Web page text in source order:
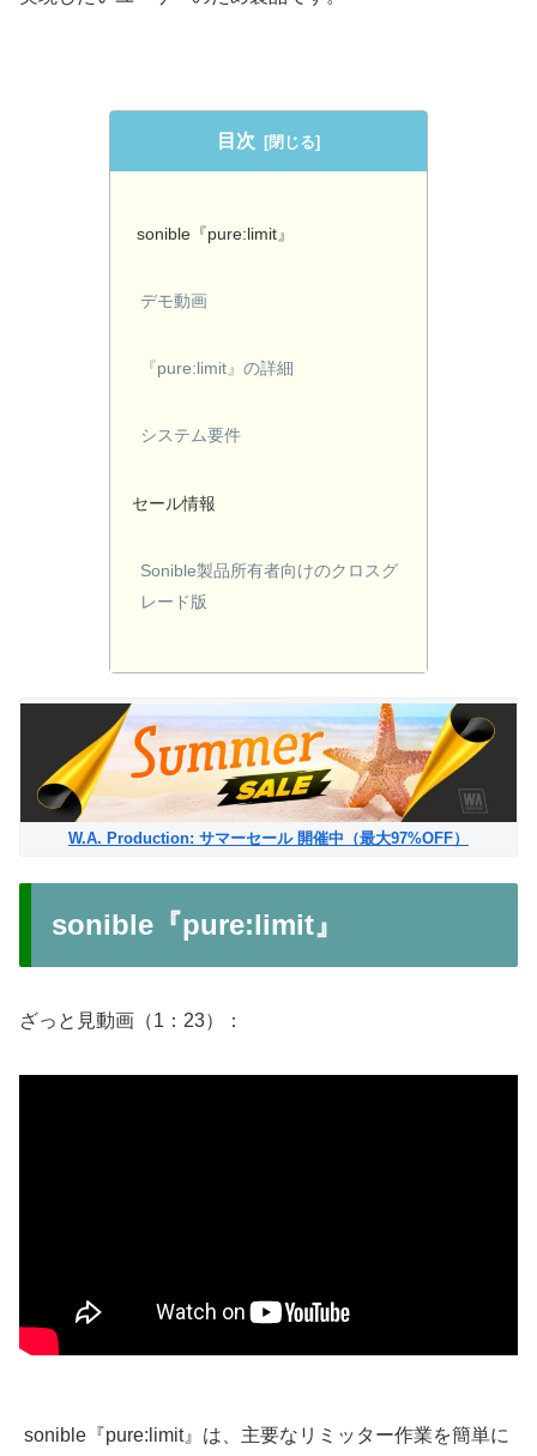
目次
sonible『pure:limit』
デモ動画
『pure:limit』の詳細
システム要件
セール情報
Sonible製品所有者向けのクロスグ
レード版
W.A. Production: サマーセール 開催中（最大97%OFF）
sonible『pure:limit』
ざっと見動画（1：23）：
sonible『pure:limit』は、主要なリミッター作業を簡単に